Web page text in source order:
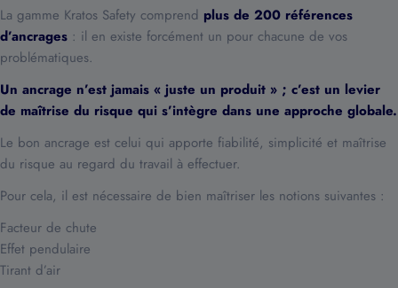
La gamme Kratos Safety comprend plus de 200 références
d’ancrages : il en existe forcément un pour chacune de vos
problématiques.
Un ancrage n’est jamais « juste un produit » ; c’est un levier
de maîtrise du risque qui s’intègre dans une approche globale.
Le bon ancrage est celui qui apporte fiabilité, simplicité et maîtrise
du risque au regard du travail à effectuer.
Pour cela, il est nécessaire de bien maîtriser les notions suivantes :
Facteur de chute
Effet pendulaire
Tirant d’air